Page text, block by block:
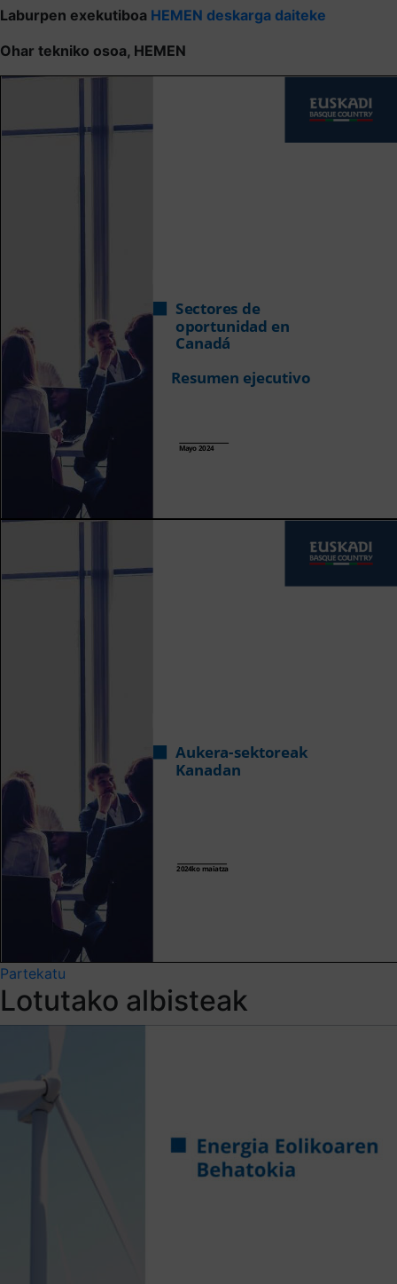
Laburpen exekutiboa HEMEN deskarga daiteke
Ohar tekniko osoa, HEMEN
Partekatu
Lotutako albisteak